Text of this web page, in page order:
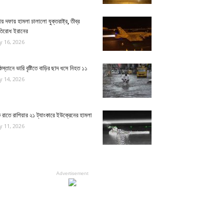
দফায় হামলা চালালো যুক্তরাষ্ট্র, তীব্র
ইরানের
16, 2026
ভারি বৃষ্টিতে বাড়ির ছাদ ধসে নিহত ১১
14, 2026
রাশিয়ার ২১ ট্যাংকারে ইউক্রেনের হামলা
11, 2026
Advertisement